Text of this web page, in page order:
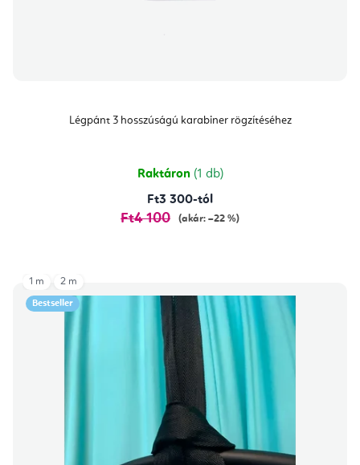
Légpánt 3 hosszúságú karabiner rögzítéséhez
Raktáron (1 db)
Ft3 300-tól
Ft4 100 (akár: –22 %)
Bestseller
1 m 2 m